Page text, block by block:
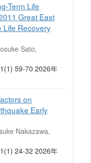
Term Life
Great East
Life Recovery
Sato,
59-70 2026年
on
Early
Nakazawa,
24-32 2026年